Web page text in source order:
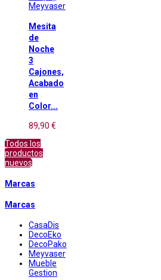
Meyvaser
Mesita
de
Noche
3
Cajones,
Acabado
en
Color...
89,90 €
Todos los
productos
nuevos
Marcas
Marcas
CasaDis
DecoEko
DecoPako
Meyvaser
Mueble
Gestion